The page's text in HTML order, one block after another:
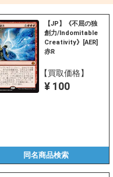
【JP】《不屈の独
創力/Indomitable
Creativity》[AER]
赤R
【買取価格】
¥ 100
同名商品検索